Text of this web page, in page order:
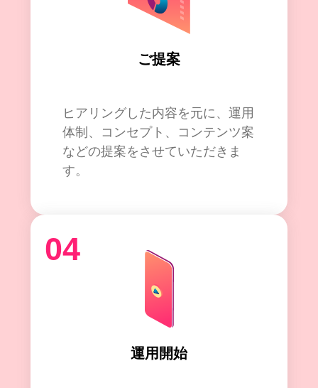
ご提案
ヒアリングした内容を元に、運用
体制、コンセプト、コンテンツ案
などの提案をさせていただきま
す。
04
運用開始